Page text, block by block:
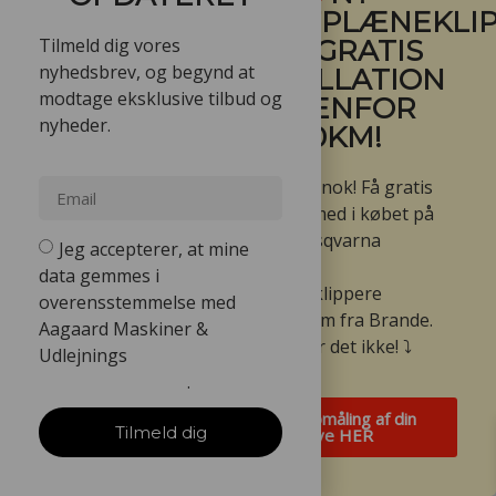
Se produkt
Husqvarna Brændstoftud Power Filler
Varenummer: 5820666-01
- FÅ GRATIS
INSTALLATION
INDENFOR
60KM!
Ja den er go’ nok! Få gratis
installation med i købet på
udvalgte Husqvarna
robotplæneklippere
indenfor 60km fra Brande.
Lettere bliver det ikke! ⤵️
Bestil opmåling af din
have HER
Tilmeld dig vores
nyhedsbrev, og begynd at
modtage eksklusive tilbud og
nyheder.
Jeg accepterer, at mine
data gemmes i
overensstemmelse med
Aagaard Maskiner &
Udlejnings
.
Tilmeld dig